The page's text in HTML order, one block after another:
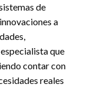
de
a
que
contar con
reales